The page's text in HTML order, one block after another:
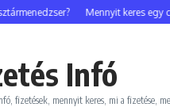
Mennyit keres egy
Infó
fizetések, mennyit keres, mi a fizetése,